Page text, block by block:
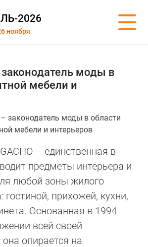
2026
ноября
законодатель моды в
мебели и
– единственная в
предметы интерьера и
любой зоны жилого
гостиной, прихожей, кухни,
Основанная в 1994
всей своей
опирается на